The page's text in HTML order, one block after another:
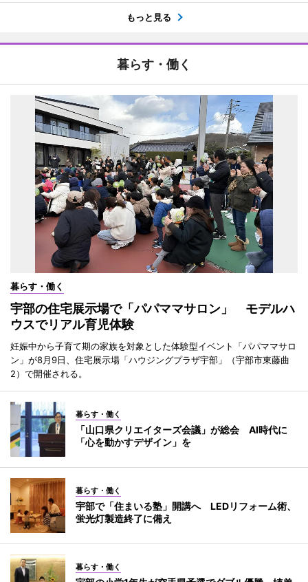
もっと見る
暮らす・働く
暮らす・働く
宇部の住宅展示場で「パパママサロン」 モデルハ
ウスでリアル育児体験
妊娠中から子育て期の家族を対象とした体験型イベント「パパママサロ
ン」が8月9日、住宅展示場「ハウジングプラザ宇部」（宇部市東藤曲
2）で開催される。
暮らす・働く
「山口県クリエイターズ会議」が総会 AI時代に
「心を動かすデザイン」を
暮らす・働く
宇部で「住まいる塾」開講へ LEDリフォーム術、
蛍光灯製造終了に備え
暮らす・働く